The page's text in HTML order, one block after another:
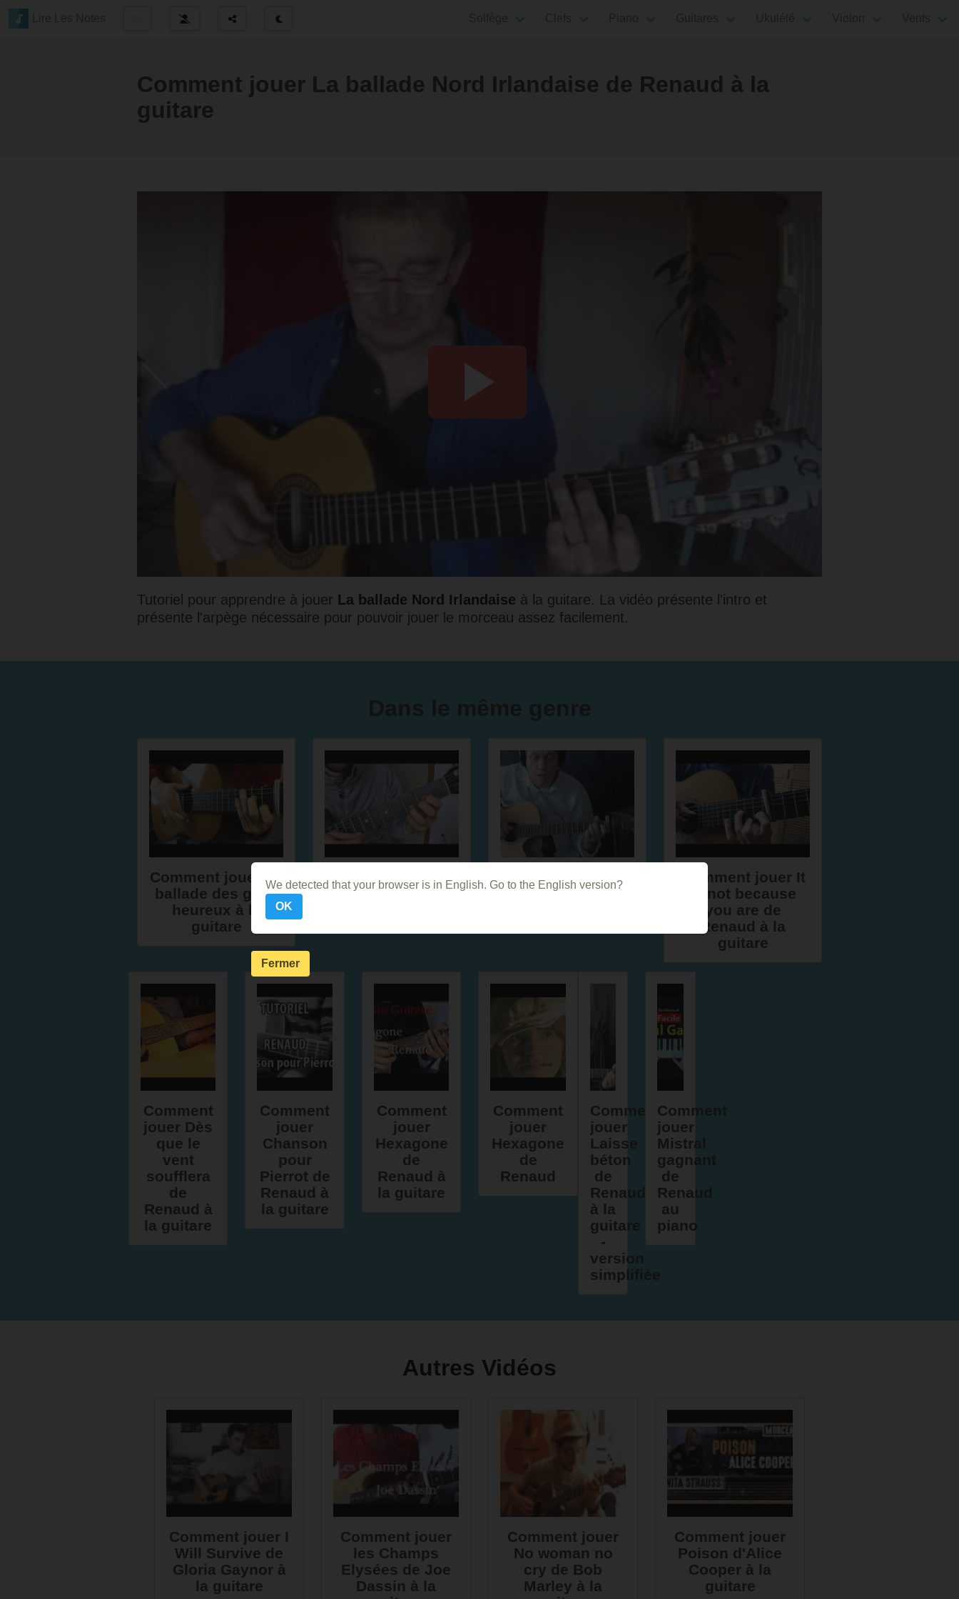
Comment jouer La ballade Nord Irlandaise de Renaud à la
guitare
Tutoriel pour apprendre à jouer La ballade Nord Irlandaise à la guitare. La vidéo présente l'intro et
présente l'arpège nécessaire pour pouvoir jouer le morceau assez facilement.
Comment jouer La
ballade des gens
heureux à la
guitare
Comment jouer
Dans mon HLM de
Comment jouer
Manu de Renaud
Comment jouer It
is not because
you are de
Renaud à la
guitare
Comment
jouer Dès
que le
vent
soufflera
de
Renaud à
la guitare
Comment
jouer
Chanson
pour
Pierrot de
Renaud à
la guitare
Comment
jouer
Hexagone
de
Renaud à
la guitare
Comment
jouer
Hexagone
de
Renaud
Comment
jouer
Laisse
béton
de
Renaud
à la
guitare
-
version
simplifiée
Comment
jouer
Mistral
gagnant
de
Renaud
au
piano
Autres Vidéos
Comment jouer I
Will Survive de
Gloria Gaynor à
la guitare
Comment jouer
les Champs
Elysées de Joe
Dassin à la
Comment jouer
No woman no
cry de Bob
Marley à la
Comment jouer
Poison d'Alice
Cooper à la
guitare
We detected that your browser is in English. Go to the English version?
OK
Fermer